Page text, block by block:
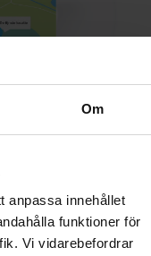
Om
anpassa innehållet
funktioner för
Vi vidarebefordrar
både unga